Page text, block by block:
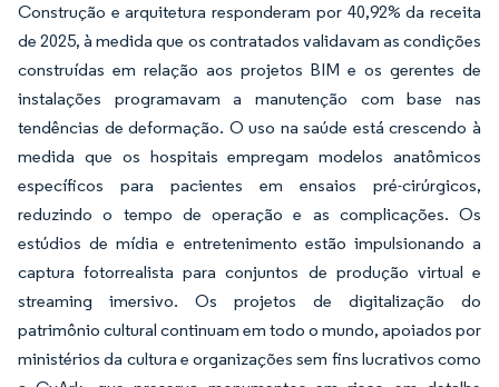
Construção e arquitetura responderam por 40,92% da receita
de 2025, à medida que os contratados validavam as condições
construídas em relação aos projetos BIM e os gerentes de
instalações programavam a manutenção com base nas
tendências de deformação. O uso na saúde está crescendo à
medida que os hospitais empregam modelos anatômicos
específicos para pacientes em ensaios pré-cirúrgicos,
reduzindo o tempo de operação e as complicações. Os
estúdios de mídia e entretenimento estão impulsionando a
captura fotorrealista para conjuntos de produção virtual e
streaming imersivo. Os projetos de digitalização do
patrimônio cultural continuam em todo o mundo, apoiados por
ministérios da cultura e organizações sem fins lucrativos como